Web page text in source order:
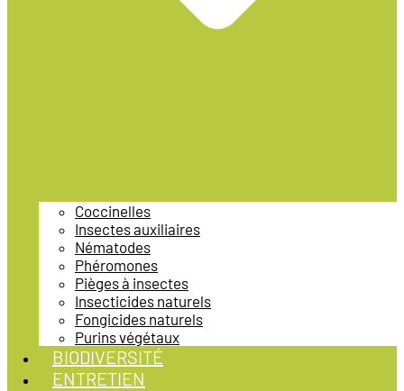
Coccinelles
Insectes auxiliaires
Nématodes
Phéromones
Pièges à insectes
Insecticides naturels
Fongicides naturels
Purins végétaux
BIODIVERSITÉ
ENTRETIEN